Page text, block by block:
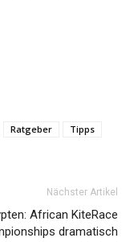
Ratgeber
Tipps
Nächster Artikel
African KiteRace
dramatisch